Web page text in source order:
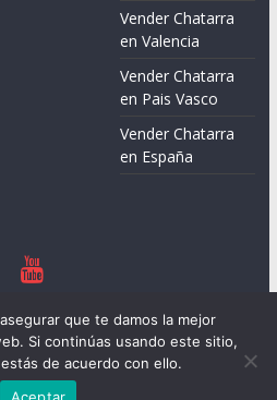
Vender Chatarra
en Valencia
Vender Chatarra
en Pais Vasco
Vender Chatarra
en España
reservados.
Funciona conWordPress
que te damos la mejor
Si continúas usando este sitio,
de acuerdo con ello.
Aceptar